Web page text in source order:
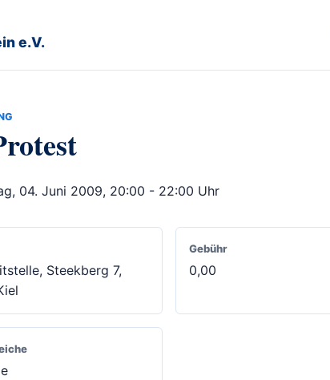
e.V.
04. Juni 2009, 20:00 - 22:00 Uhr
Steekberg 7,
Gebühr
0,00